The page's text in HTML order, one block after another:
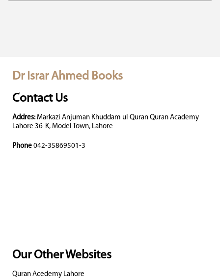
Dr Israr Ahmed Books
Contact Us
Addres: Markazi Anjuman Khuddam ul Quran Quran Academy
Lahore 36-K, Model Town, Lahore
Phone 042-35869501-3
Our Other Websites
Quran Acedemy Lahore